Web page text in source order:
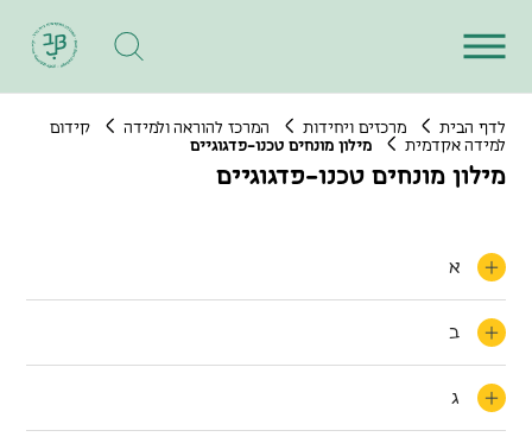
לדף הבית מרכזים ויחידות המרכז להוראה ולמידה
קידום
למידה אקדמית
מילון מונחים טכנו-פדגוגיים
מילון מונחים טכנו-פדגוגיים
א
ב
ג